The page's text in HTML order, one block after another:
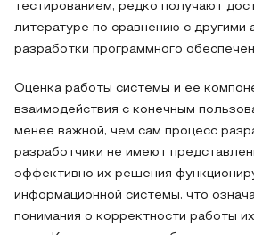
тестированием, редко получают
литературе по сравнению с другими
разработки программного
Оценка работы системы и ее
взаимодействия с конечным
менее важной, чем сам процесс
разработчики не имеют
эффективно их решения
информационной системы, что
понимания о корректности работы